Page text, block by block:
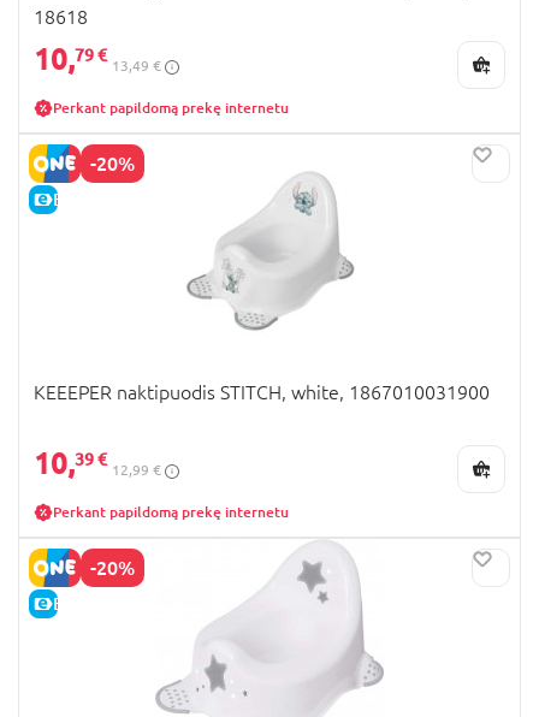
18618
10,79 €
13,49 €
Perkant papildomą prekę internetu
-20%
E-KAINA
KEEEPER naktipuodis STITCH, white, 1867010031900
10,39 €
12,99 €
Perkant papildomą prekę internetu
-20%
E-KAINA